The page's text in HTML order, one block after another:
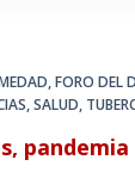
,FORO DEL
,SALUD,
pandemia